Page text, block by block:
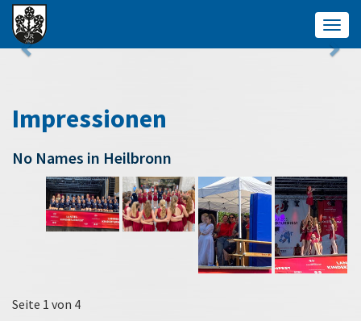
Impressionen
No Names in Heilbronn
Seite 1 von 4